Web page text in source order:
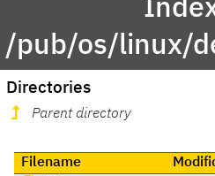
/pub/os/linux/
Directories
Parent directory
Filename